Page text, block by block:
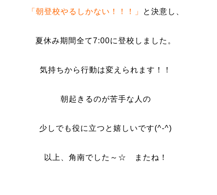
「朝登校やるしかない！！！」 と決意し、
夏休み期間全て7:00に登校しました。
気持ちから行動は変えられます！！
朝起きるのが苦手な人の
少しでも役に立つと嬉しいです(^-^)
以上、角南でした～☆ またね！